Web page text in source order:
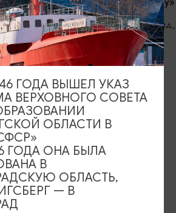
Калининград,
НА НАШЕМ САЙТЕ
ГОДА ВЫШЕЛ УКАЗ
ВЕРХОВНОГО СОВЕТА
ОБЛАСТИ В
ГОДА ОНА БЫЛА
В
ОБЛАСТЬ,
— В